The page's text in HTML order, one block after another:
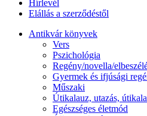
Hírlevél
Elállás a szerződéstől
Antikvár könyvek
Vers
Pszichológia
Regény/novella/
Gyermek és ifjúsági
Műszaki
Útikalauz, utazás,
Egészséges életmód